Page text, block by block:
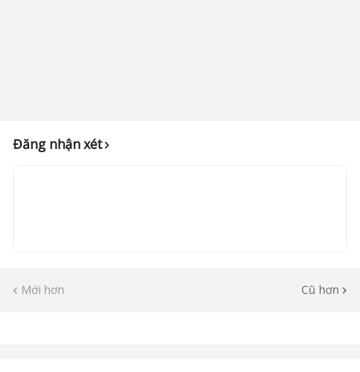
Đăng nhận xét
Mới hơn Cũ hơn